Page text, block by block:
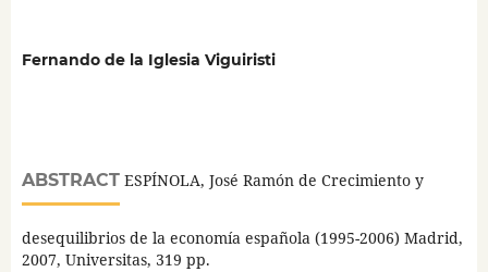
Fernando de la Iglesia Viguiristi
ABSTRACTESPÍNOLA, José Ramón de Crecimiento y
desequilibrios de la economía española (1995-2006) Madrid,
2007, Universitas, 319 pp.